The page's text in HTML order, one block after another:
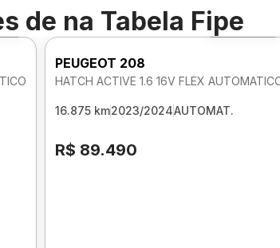
de na Tabela FipeFoto 360º
PEUGEOT 208
HATCH ACTIVE 1.6 16V FLEX
16.875 km2023/2024AUTOMAT.
R$ 89.490